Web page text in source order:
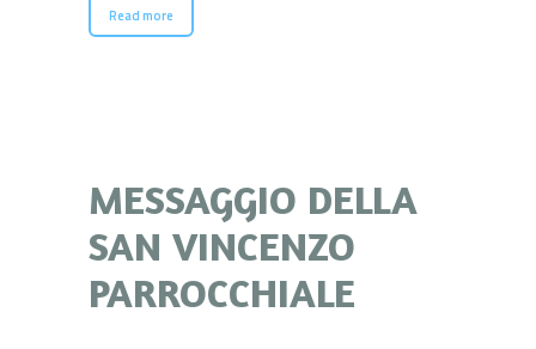
Read more
MESSAGGIO DELLA
SAN VINCENZO
PARROCCHIALE